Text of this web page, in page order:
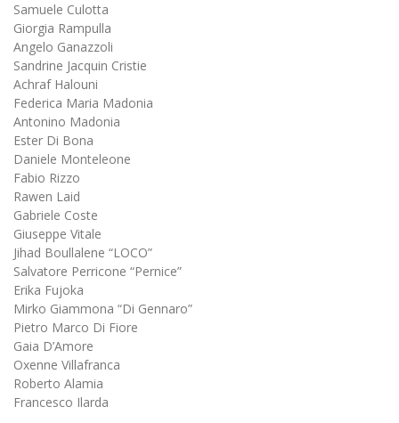
Samuele Culotta
Giorgia Rampulla
Angelo Ganazzoli
Sandrine Jacquin Cristie
Achraf Halouni
Federica Maria Madonia
Antonino Madonia
Ester Di Bona
Daniele Monteleone
Fabio Rizzo
Rawen Laid
Gabriele Coste
Giuseppe Vitale
Jihad Boullalene “LOCO”
Salvatore Perricone “Pernice”
Erika Fujoka
Mirko Giammona “Di Gennaro”
Pietro Marco Di Fiore
Gaia D’Amore
Oxenne Villafranca
Roberto Alamia
Francesco Ilarda